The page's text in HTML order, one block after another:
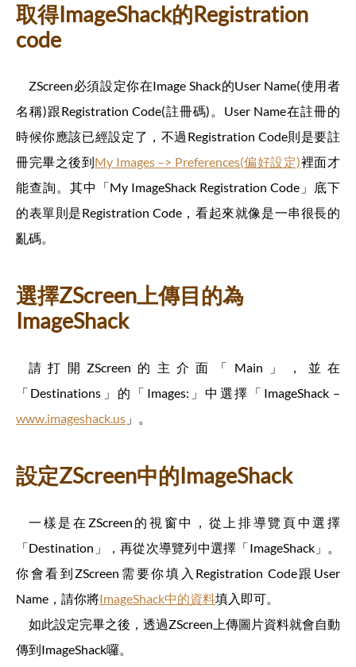
取得ImageShack的Registration
code
ZScreen必須設定你在Image Shack的User Name(使用者
名稱)跟Registration Code(註冊碼)。User Name在註冊的
時候你應該已經設定了，不過Registration Code則是要註
冊完畢之後到My Images –> Preferences(偏好設定)裡面才
能查詢。其中「My ImageShack Registration Code」底下
的表單則是Registration Code，看起來就像是一串很長的
亂碼。
選擇ZScreen上傳目的為
ImageShack
請打開ZScreen的主介面「Main」，並在
「Destinations」的「Images:」中選擇「ImageShack –
www.imageshack.us 」。
設定ZScreen中的ImageShack
一樣是在ZScreen的視窗中，從上排導覽頁中選擇
「Destination」，再從次導覽列中選擇「ImageShack」。
你會看到ZScreen需要你填入Registration Code跟User
Name，請你將ImageShack中的資料填入即可。
如此設定完畢之後，透過ZScreen上傳圖片資料就會自動
傳到ImageShack囉。